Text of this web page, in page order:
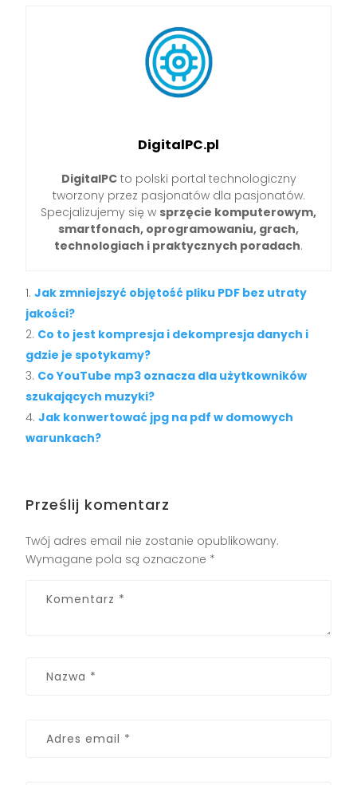
DigitalPC.pl
DigitalPCto polski portal technologiczny
tworzony przez pasjonatów dla pasjonatów.
Specjalizujemy się w sprzęcie komputerowym,
smartfonach, oprogramowaniu, grach,
technologiach i praktycznych poradach.
Jak zmniejszyć objętość pliku PDF bez utraty
jakości?
Co to jest kompresja i dekompresja danych i
gdzie je spotykamy?
Co YouTube mp3 oznacza dla użytkowników
szukających muzyki?
Jak konwertować jpg na pdf w domowych
warunkach?
Prześlij komentarz
Twój adres email nie zostanie opublikowany.
Wymagane pola są oznaczone *